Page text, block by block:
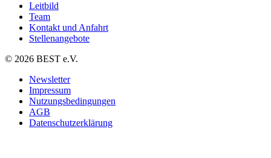
Leitbild
Team
Kontakt und Anfahrt
Stellenangebote
© 2026 BEST e.V.
Newsletter
Impressum
Nutzungsbedingungen
AGB
Datenschutzerklärung